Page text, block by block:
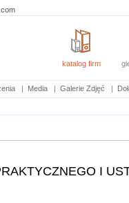
.com
katalog firm
| Media | Galerie Zdjęć |
I